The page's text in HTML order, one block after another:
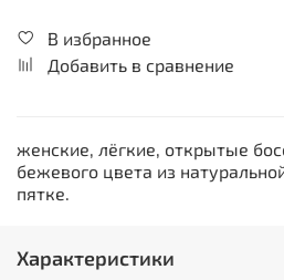
В избранное
Добавить в сравнение
женские, лёгкие, открытые
бежевого цвета из
пятке.
Характеристики